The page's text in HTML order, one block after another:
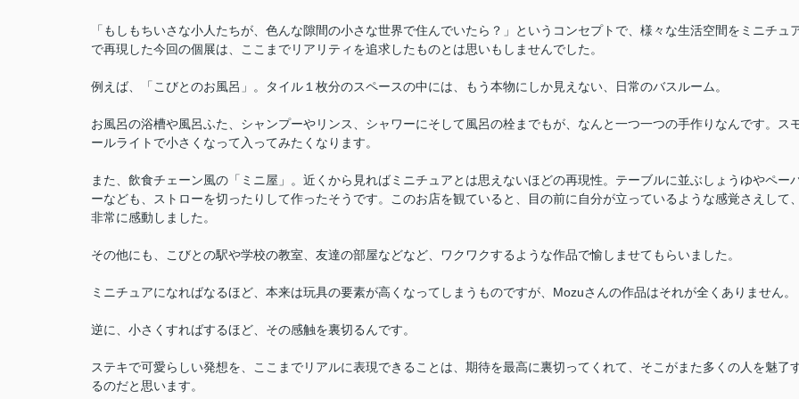
「もしもちいさな小人たちが、色んな隙間の小さな世界で住んでいたら？」というコンセプトで、様々な生活空間をミニチュ
で再現した今回の個展は、ここまでリアリティを追求したものとは思いもしませんでした。
例えば、「こびとのお風呂」。タイル１枚分のスペースの中には、もう本物にしか見えない、日常のバスルーム。
お風呂の浴槽や風呂ふた、シャンプーやリンス、シャワーにそして風呂の栓までもが、なんと一つ一つの手作りなんです。ス
ールライトで小さくなって入ってみたくなります。
また、飲食チェーン風の「ミニ屋」。近くから見ればミニチュアとは思えないほどの再現性。テーブルに並ぶしょうゆやペー
ーなども、ストローを切ったりして作ったそうです。このお店を観ていると、目の前に自分が立っているような感覚さえして、
非常に感動しました。
その他にも、こびとの駅や学校の教室、友達の部屋などなど、ワクワクするような作品で愉しませてもらいました。
ミニチュアになればなるほど、本来は玩具の要素が高くなってしまうものですが、Mozuさんの作品はそれが全くありません。
逆に、小さくすればするほど、その感触を裏切るんです。
ステキで可愛らしい発想を、ここまでリアルに表現できることは、期待を最高に裏切ってくれて、そこがまた多くの人を魅了
るのだと思います。